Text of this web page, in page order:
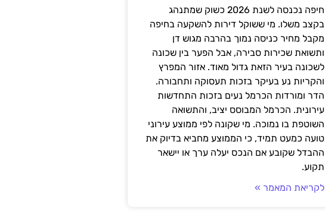
חיפה נכנסה לשנת 2026 כשוק שמתנהג
בקצב משלו. מי ששוקל דירות להשקעה בחיפה
מקבל מחיר כניסה נמוך בהרבה מגוש דן
ותשואת שכירות סבירה, אבל הפער בין שכונה
לשכונה בעיר הזאת גדול מאוד. אזור המפרץ
והקריות נע בעיקר בזכות תעסוקה ותחבורה.
הדר ומורדות הכרמל נעים בזכות התחדשות
עירונית. הכרמל המבוסס יציב, והתשואה
השוטפת בו נמוכה. מי שקונה לפי ממוצע עירוני
טועה כמעט תמיד, כי הממוצע מחביא בדיוק את
ההבדל שקובע אם הנכס יעלה ערך או יישאר
תקוע.
לקריאת המאמר »